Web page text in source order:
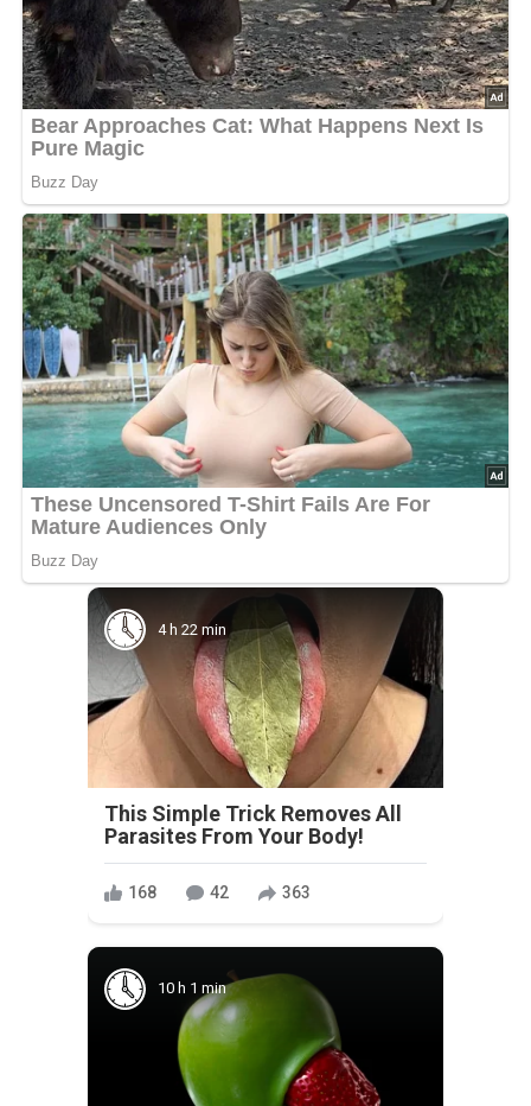
4 h 22 min
This Simple Trick Removes All
Parasites From Your Body!
168 42 363
10 h 1 min